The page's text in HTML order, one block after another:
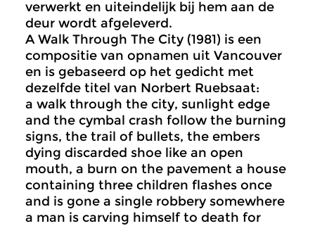
verwerkt en uiteindelijk bij hem aan de
deur wordt afgeleverd.
A Walk Through The City (1981) is een
compositie van opnamen uit Vancouver
en is gebaseerd op het gedicht met
dezelfde titel van Norbert Ruebsaat:
a walk through the city, sunlight edge
and the cymbal crash follow the burning
signs, the trail of bullets, the embers
dying discarded shoe like an open
mouth, a burn on the pavement a house
containing three children flashes once
and is gone a single robbery somewhere
a man is carving himself to death for